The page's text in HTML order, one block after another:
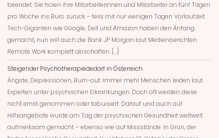
beendet. Sie holen ihre Mitarbeiterinnen und Mitarbeiter an fünf Tagen
pro Woche ins Büro zurück – teils mit nur wenigen Tagen Vorlaufzeit.
Tech-Giganten wie Google, Dell und Amazon haben den Anfang
gemacht, nun will auch die Bank JP Morgan laut Medienberichten
Remote Work komplett abschaffen. […]
Steigender Psychotherapiededarf in Österreich
Ängste, Depressionen, Burn-out: Immer mehr Menschen leiden laut
Experten unter psychischen Erkrankungen. Doch oft werden diese
nicht ernst genommen oder tabuisiert. Darauf und auch auf
Hilfsangebote wurde am Tag der psychischen Gesundheit weltweit
aufmerksam gemacht – ebenso wie auf Missstände. In Grün, der